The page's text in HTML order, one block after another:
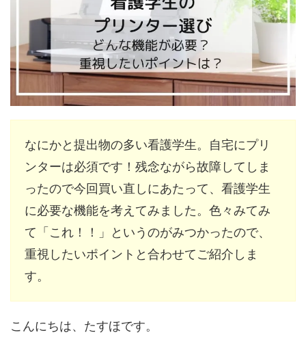
なにかと提出物の多い看護学生。自宅にプリ
ンターは必須です！残念ながら故障してしま
ったので今回買い直しにあたって、看護学生
に必要な機能を考えてみました。色々みてみ
て「これ！！」というのがみつかったので、
重視したいポイントと合わせてご紹介しま
す。
こんにちは、たすほです。